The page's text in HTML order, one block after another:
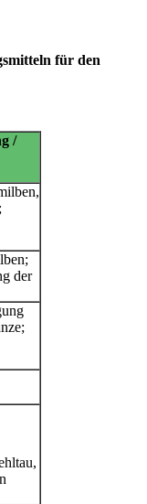
für den
/
der